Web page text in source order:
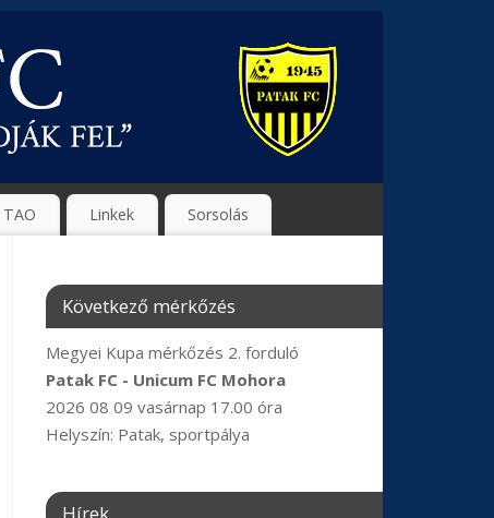
TAO Linkek Sorsolás
Következő mérkőzés
Megyei Kupa mérkőzés 2. forduló
Patak FC - Unicum FC Mohora
2026 08 09 vasárnap 17.00 óra
Helyszín: Patak, sportpálya